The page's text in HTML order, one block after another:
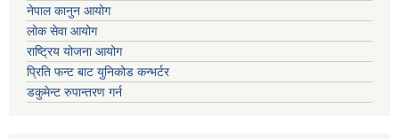
नेपाल कानुन आयोग
लोक सेवा आयोग
राष्ट्रिय योजना आयोग
प्रिति फन्ट बाट युनिकोड कन्भर्टर
डकुमेन्ट रुपान्तरण गर्न